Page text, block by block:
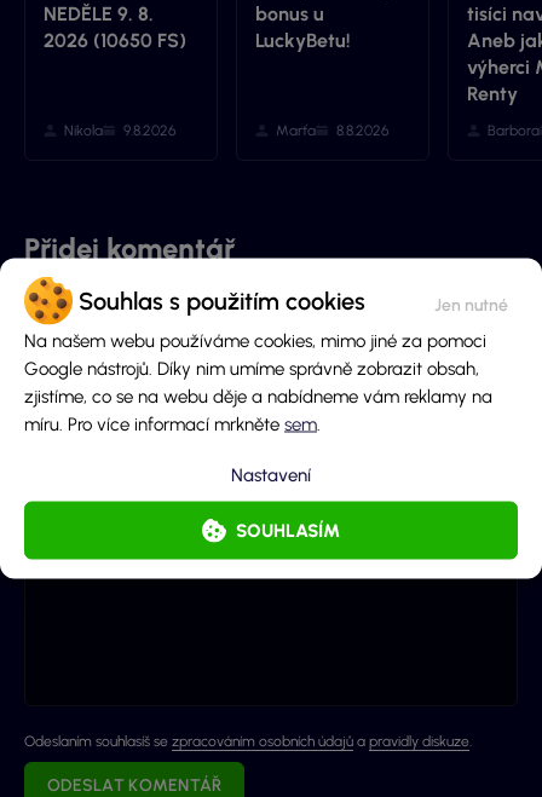
Souhlas s použitím cookies
Na našem webu používáme cookies, mimo jiné za pomoci
Google nástrojů. Díky nim umíme správně zobrazit obsah,
zjistíme, co se na webu děje a nabídneme vám reklamy na
míru. Pro více informací mrkněte sem
SOUHLASÍM
Nastavení
NEDĚLE 9. 8.
2026 (10650 FS)
Nikola 9.8.2026
bonus u
LuckyBetu!
Marťa 8.8.2026
tisíci
Aneb
výherci
Renty
Barbora
Přidej komentář
Jméno
E-mail (nebude zobrazen)
Odeslaním souhlasíš se zpracováním osobních údajů a pravidly diskuze.
ODESLAT KOMENTÁŘ